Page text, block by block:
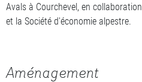
Avals à Courchevel, en
et la Société d'économie alpestre.
Aménagement